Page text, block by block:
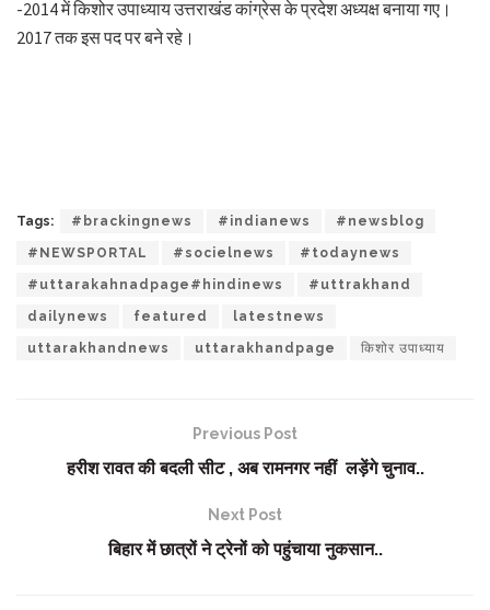
-2014 में किशोर उपाध्याय उत्तराखंड कांग्रेस के प्रदेश अध्यक्ष बनाया गए।
2017 तक इस पद पर बने रहे।
Tags: #brackingnews #indianews #newsblog
#NEWSPORTAL #socielnews #todaynews
#uttarakahnadpage#hindinews #uttrakhand
dailynews featured latestnews
uttarakhandnews uttarakhandpage किशोर उपाध्याय
Previous Post
हरीश रावत की बदली सीट , अब रामनगर नहीं लड़ेंगे चुनाव..
Next Post
बिहार में छात्रों ने ट्रेनों को पहुंचाया नुकसान..